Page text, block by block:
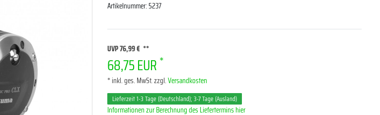
Artikelnummer:5237
UVP 76,99 €
68,75 EUR *
* inkl. ges. MwSt. zzgl.Versandkosten
Lieferzeit 1-3 Tage (Deutschland); 3-7 Tage (Ausland)
Informationen zur Berechnung des Liefertermins hier